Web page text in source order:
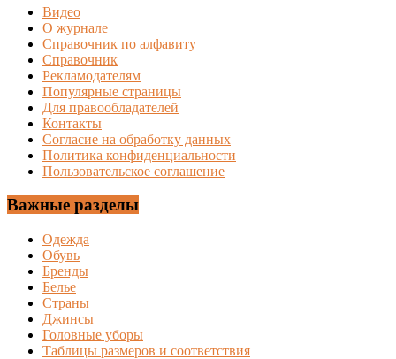
Видео
О журнале
Справочник по алфавиту
Справочник
Рекламодателям
Популярные страницы
Для правообладателей
Контакты
Согласие на обработку данных
Политика конфиденциальности
Пользовательское соглашение
Важные разделы
Одежда
Обувь
Бренды
Белье
Страны
Джинсы
Головные уборы
Таблицы размеров и соответствия